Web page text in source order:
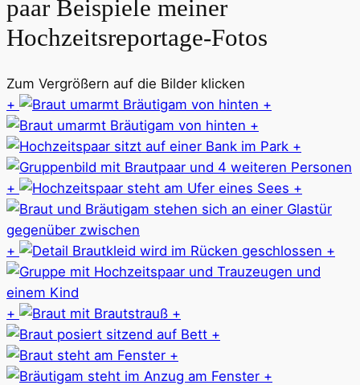
paar Beispiele meiner
Hochzeitsreportage-Fotos
Zum Vergrößern auf die Bilder klicken
+
+
+
+
+ +
+ +
+
+
+
+
+